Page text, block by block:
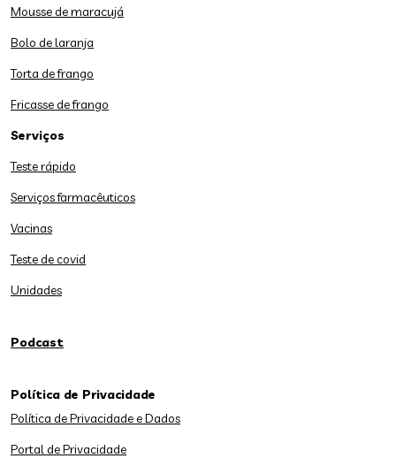
Mousse de maracujá
Bolo de laranja
Torta de frango
Fricasse de frango
Serviços
Teste rápido
Serviços farmacêuticos
Vacinas
Teste de covid
Unidades
Podcast
Política de Privacidade
Política de Privacidade e Dados
Portal de Privacidade